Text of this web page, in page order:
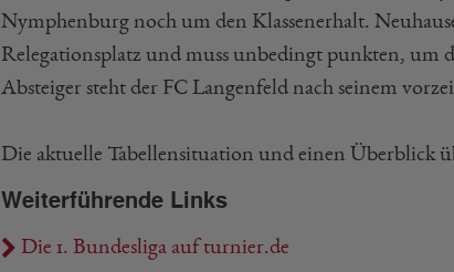
Nymphenburg noch um den Klassenerhalt.
Relegationsplatz und muss unbedingt punkten, um
Absteiger steht der FC Langenfeld nach seinem
Die aktuelle Tabellensituation und einen Überblick
Weiterführende Links
Die 1. Bundesliga auf turnier.de